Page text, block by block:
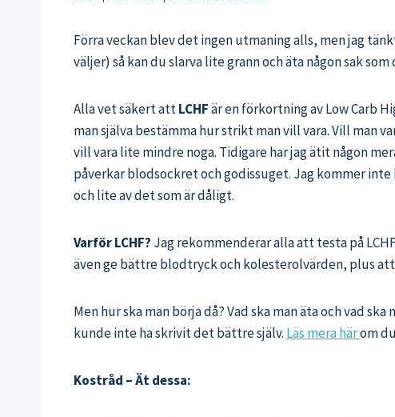
Förra veckan blev det ingen utmaning alls, men jag
väljer) så kan du slarva lite grann och äta någon sak
Alla vet säkert attLCHFär en förkortning av Low Carb
man själva bestämma hur strikt man vill vara. Vill man
vill vara lite mindre noga. Tidigare har jag ätit någon
påverkar blodsockret och godissuget. Jag kommer
och lite av det som är dåligt.
Varför LCHF? Jag rekommenderar alla att testa på
även ge bättre blodtryck och kolesterolvärden, plus
Men hur ska man börja då? Vad ska man äta och vad
kunde inte ha skrivit det bättre själv. Läs mera härom
Kostråd – Ät dessa: